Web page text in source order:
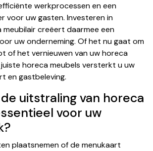
werkprocessen en een
voor uw gasten. Investeren in
creëert daarmee een
uw onderneming. Of het nu gaat om
of het vernieuwen van uw horeca
horeca meubels versterkt u uw
en gastbeleving.
uitstraling van horeca
voor uw
plaatsnemen of de menukaart